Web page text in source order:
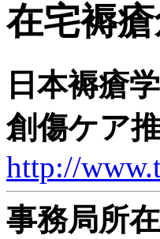
在宅褥
日本褥瘡
創傷ケア
http://
事務局所